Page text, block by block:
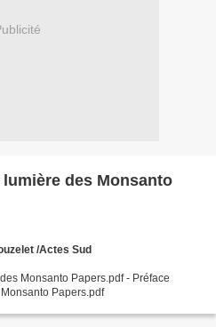
des Monsanto
/Actes Sud
Papers.pdf - Préface
Papers.pdf